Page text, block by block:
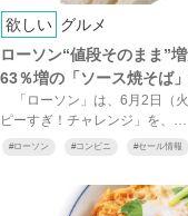
欲しい グルメ
ローソン“値段そのまま”
63％増の「ソース焼そば
「ローソン」は、6月2日（
ピーすぎ！チャレンジ」を、…
#ローソン #コンビニ #セール情報